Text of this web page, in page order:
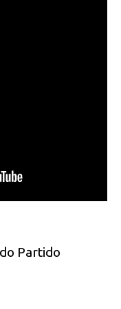
Partido